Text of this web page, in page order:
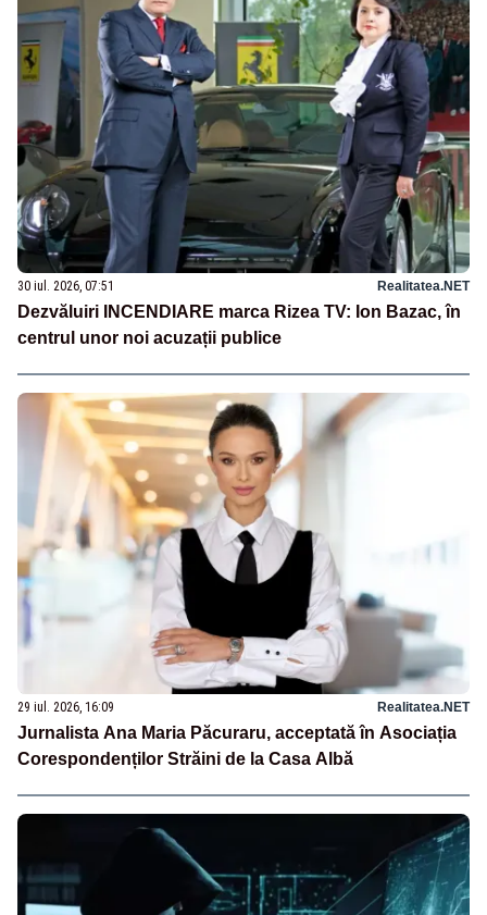
30 iul. 2026, 07:51 Realitatea.NET
Dezvăluiri INCENDIARE marca Rizea TV: Ion Bazac, în
centrul unor noi acuzații publice
29 iul. 2026, 16:09 Realitatea.NET
Jurnalista Ana Maria Păcuraru, acceptată în Asociația
Corespondenților Străini de la Casa Albă